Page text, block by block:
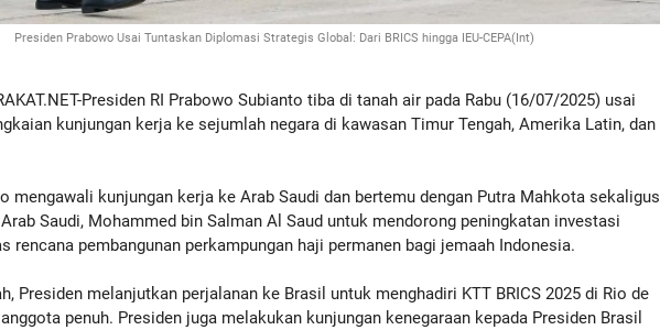
Presiden Prabowo Usai Tuntaskan Diplomasi Strategis Global: Dari BRICS hingga IEU-CEPA(Int)
Presiden RI Prabowo Subianto tiba di tanah air pada Rabu (16/07/2025) usai
kunjungan kerja ke sejumlah negara di kawasan Timur Tengah, Amerika Latin, dan
mengawali kunjungan kerja ke Arab Saudi dan bertemu dengan Putra Mahkota sekaligus
Saudi, Mohammed bin Salman Al Saud untuk mendorong peningkatan investasi
rencana pembangunan perkampungan haji permanen bagi jemaah Indonesia.
Presiden melanjutkan perjalanan ke Brasil untuk menghadiri KTT BRICS 2025 di Rio de
penuh. Presiden juga melakukan kunjungan kenegaraan kepada Presiden Brasil